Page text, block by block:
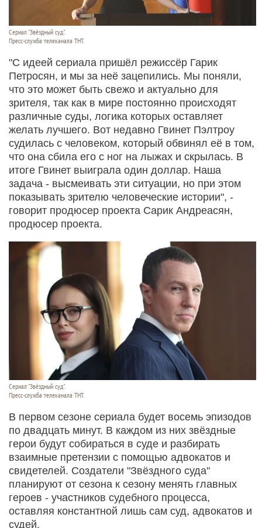
Сериал "Звёздный суд".
Пресс-служба телеканала ТНТ.
"С идеей сериала пришёл режиссёр Гарик
Петросян, и мы за неё зацепились. Мы поняли,
что это может быть свежо и актуально для
зрителя, так как в мире постоянно происходят
различные суды, логика которых оставляет
желать лучшего. Вот недавно Гвинет Пэлтроу
судилась с человеком, который обвинял её в том,
что она сбила его с ног на лыжах и скрылась. В
итоге Гвинет выиграла один доллар. Наша
задача - высмеивать эти ситуации, но при этом
показывать зрителю человеческие истории", -
говорит продюсер проекта Сарик Андреасян,
продюсер проекта.
Сериал "Звёздный суд".
Пресс-служба телеканала ТНТ.
В первом сезоне сериала будет восемь эпизодов
по двадцать минут. В каждом из них звёздные
герои будут собираться в суде и разбирать
взаимные претензии с помощью адвокатов и
свидетелей. Создатели "Звёздного суда"
планируют от сезона к сезону менять главных
героев - участников судебного процесса,
оставляя константной лишь сам суд, адвокатов и
судей.